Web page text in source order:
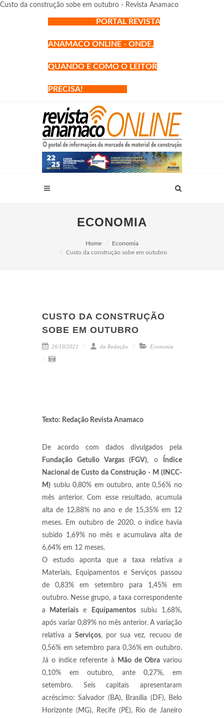
Custo da construção sobe em outubro - Revista Anamaco
PORTAL REVISTA
ANAMACO ONLINE - ONDE,
QUANDO E COMO O LEITOR
PRECISA!
ECONOMIA
Home
Economia
Custo da construção sobe em outubro
CUSTO DA CONSTRUÇÃO
SOBE EM OUTUBRO
26/10/2021 da Redação Economia
Texto: Redação Revista Anamaco
De acordo com dados divulgados pela
Fundação Getulio Vargas (FGV), o
Índice
Nacional de Custo da Construção - M (INCC-
M) subiu 0,80% em outubro, ante 0,56% no
mês anterior. Com esse resultado, acumula
alta de 12,88% no ano e de 15,35% em 12
meses. Em outubro de 2020, o índice havia
subido 1,69% no mês e acumulava alta de
6,64% em 12 meses.
O estudo aponta que a taxa relativa a
Materiais, Equipamentos e Serviços passou
de 0,83% em setembro para 1,45% em
outubro. Nesse grupo, a taxa correspondente
a Materiais e Equipamentossubiu 1,68%,
após variar 0,89% no mês anterior. A variação
relativa a Serviços, por sua vez, recuou de
0,56% em setembro para 0,36% em outubro.
Já o índice referente à
Mão de Obravariou
0,10% em outubro, ante 0,27%, em
setembro. Seis capitais apresentaram
acréscimo: Salvador (BA), Brasília (DF), Belo
Horizonte (MG), Recife (PE), Rio de Janeiro